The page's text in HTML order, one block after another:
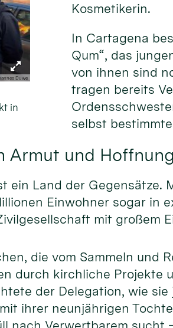
Duwe
in
Kosmetikerin.
In Cartagena
Qum“, das
von ihnen sind
tragen bereits
selbst
Armut und Hoffnung
ein Land der Gegensätze.
Einwohner sogar in
mit großem
die vom Sammeln und
durch kirchliche Projekte
der Delegation, wie sie
ihrer neunjährigen